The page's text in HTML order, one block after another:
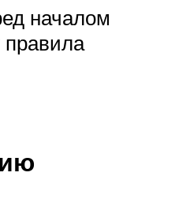
началом
правила